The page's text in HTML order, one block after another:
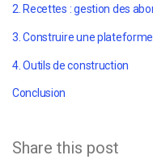
2. Recettes : gestion des
3. Construire une
4. Outils de construction
Conclusion
Share this post